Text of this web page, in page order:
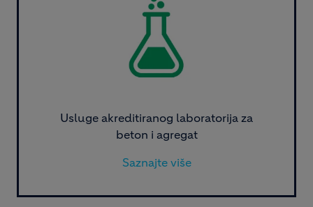
Usluge akreditiranog laboratorija za
beton i agregat
Saznajte više